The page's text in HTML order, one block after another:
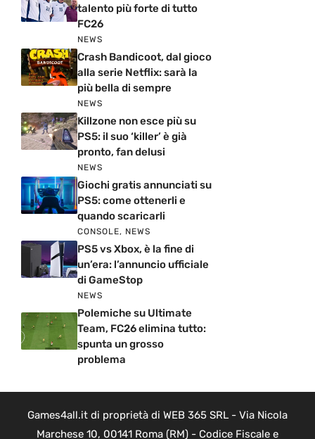
talento più forte di tutto
FC26
NEWS
Crash Bandicoot, dal gioco
alla serie Netflix: sarà la
più bella di sempre
NEWS
Killzone non esce più su
PS5: il suo ‘killer’ è già
pronto, fan delusi
NEWS
Giochi gratis annunciati su
PS5: come ottenerli e
quando scaricarli
CONSOLE, NEWS
PS5 vs Xbox, è la fine di
un’era: l’annuncio ufficiale
di GameStop
NEWS
Polemiche su Ultimate
Team, FC26 elimina tutto:
spunta un grosso
problema
Games4all.it di proprietà di WEB 365 SRL - Via Nicola
Marchese 10, 00141 Roma (RM) - Codice Fiscale e